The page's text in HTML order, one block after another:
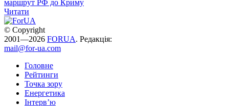
маршрут РФ до Криму
Читати
© Copyright
2001—2026 FORUA. Редакція:
mail@for-ua.com
Головне
Рейтинги
Точка зору
Енергетика
Інтерв’ю